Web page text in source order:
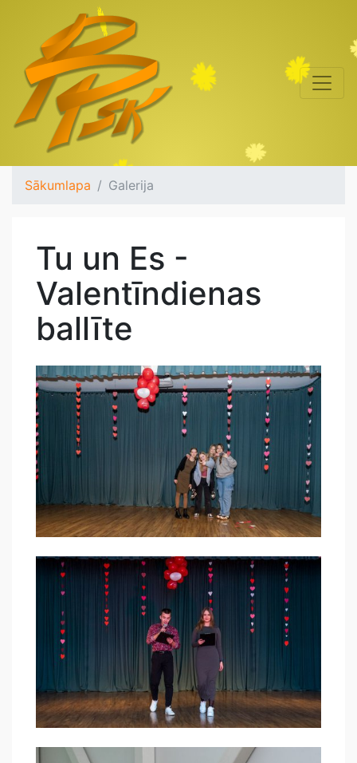
Sākumlapa Galerija
Tu un Es -
Valentīndienas
ballīte